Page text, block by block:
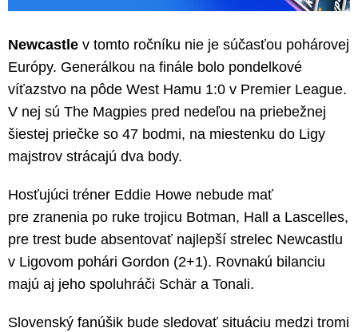
Newcastle v tomto ročníku nie je súčasťou pohárovej
Európy. Generálkou na finále bolo pondelkové
víťazstvo na pôde West Hamu 1:0 v Premier League.
V nej sú The Magpies pred nedeľou na priebežnej
šiestej priečke so 47 bodmi, na miestenku do Ligy
majstrov strácajú dva body.
Hosťujúci tréner Eddie Howe nebude mať
pre zranenia po ruke trojicu Botman, Hall a Lascelles,
pre trest bude absentovať najlepší strelec Newcastlu
v Ligovom pohári Gordon (2+1). Rovnakú bilanciu
majú aj jeho spoluhráči Schär a Tonali.
Slovenský fanúšik bude sledovať situáciu medzi tromi